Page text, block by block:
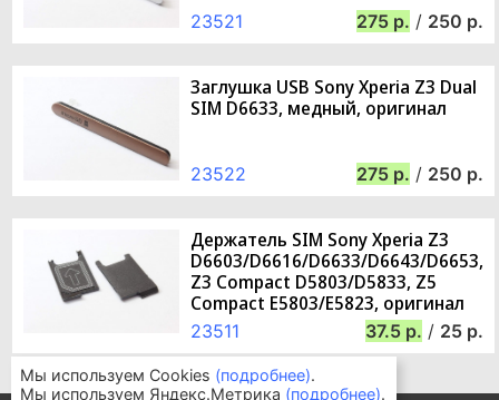
23521 275 / 250
Заглушка USB Sony Xperia Z3 Dual
SIM D6633, медный, оригинал
23522 275 / 250
Держатель SIM Sony Xperia Z3
D6603/D6616/D6633/D6643/D6653,
Z3 Compact D5803/D5833, Z5
Compact E5803/E5823, оригинал
23511 37.5 / 25
Мы используем Cookies (подробнее).
Мы используем Яндекс.Метрика (подробнее).